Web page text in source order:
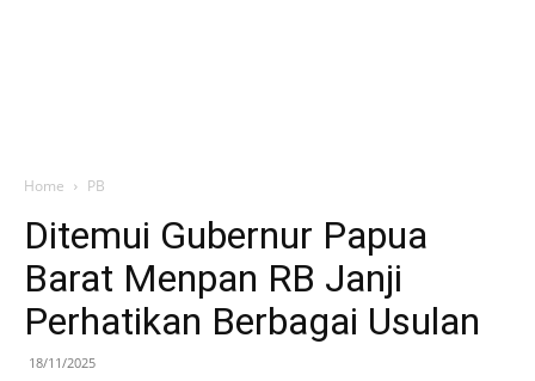
Home PB
Ditemui Gubernur Papua
Barat Menpan RB Janji
Perhatikan Berbagai Usulan
18/11/2025